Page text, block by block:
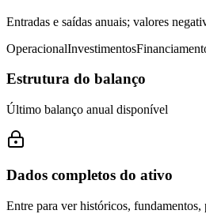
Entradas e saídas anuais; valores
OperacionalInvestimentos
Estrutura do balanço
Último balanço anual disponível
Dados completos do ativo
Entre para ver históricos, fundamentos,